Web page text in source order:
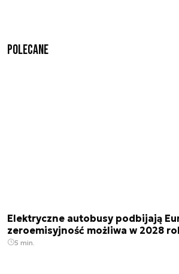
Polecane
Elektryczne autobusy podbijają
zeroemisyjność możliwa w 2028
5 min.